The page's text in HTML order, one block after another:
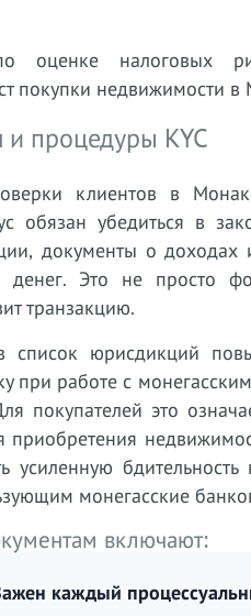
оценке налоговых
покупки недвижимости в
процедуры KYC
клиентов в
обязан убедиться в
документы о
денег. Это не просто
транзакцию.
юрисдикций
при работе с
покупателей это
приобретения
усиленную
монегасские
включают:
каждый